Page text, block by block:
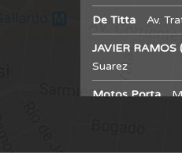
De Titta Av.
JAVIER RAMOS
Suarez
Motos Porta
Importadora del